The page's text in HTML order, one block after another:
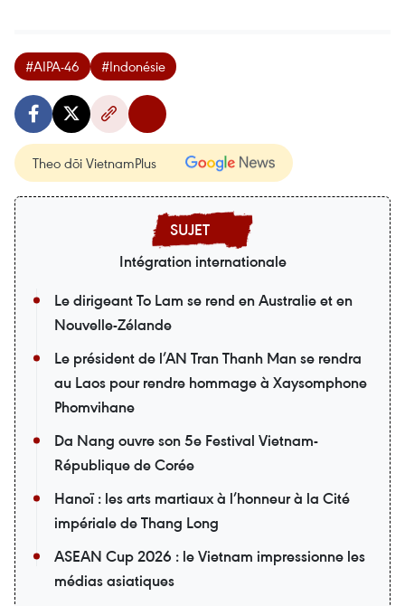
#AIPA-46 #Indonésie
Theo dõi VietnamPlus
Intégration internationale
Le dirigeant To Lam se rend en Australie et en
Nouvelle-Zélande
Le président de l’AN Tran Thanh Man se rendra
au Laos pour rendre hommage à Xaysomphone
Phomvihane
Da Nang ouvre son 5e Festival Vietnam-
République de Corée
Hanoï : les arts martiaux à l’honneur à la Cité
impériale de Thang Long
ASEAN Cup 2026 : le Vietnam impressionne les
médias asiatiques